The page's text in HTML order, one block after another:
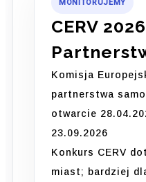
MONITORUJEMY
CERV
Komisja
partnerstwa
otwarcie
23.09.2026
Konkurs CERV
miast; bardziej